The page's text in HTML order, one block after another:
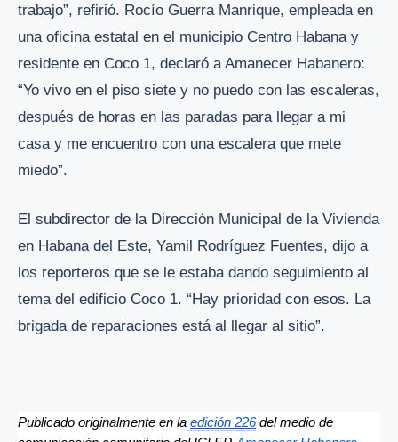
trabajo”, refirió. Rocío Guerra Manrique, empleada en
una oficina estatal en el municipio Centro Habana y
residente en Coco 1, declaró a Amanecer Habanero:
“Yo vivo en el piso siete y no puedo con las escaleras,
después de horas en las paradas para llegar a mi
casa y me encuentro con una escalera que mete
miedo”.
El subdirector de la Dirección Municipal de la Vivienda
en Habana del Este, Yamil Rodríguez Fuentes, dijo a
los reporteros que se le estaba dando seguimiento al
tema del edificio Coco 1. “Hay prioridad con esos. La
brigada de reparaciones está al llegar al sitio”.
Publicado originalmente en la edición 226 del medio de